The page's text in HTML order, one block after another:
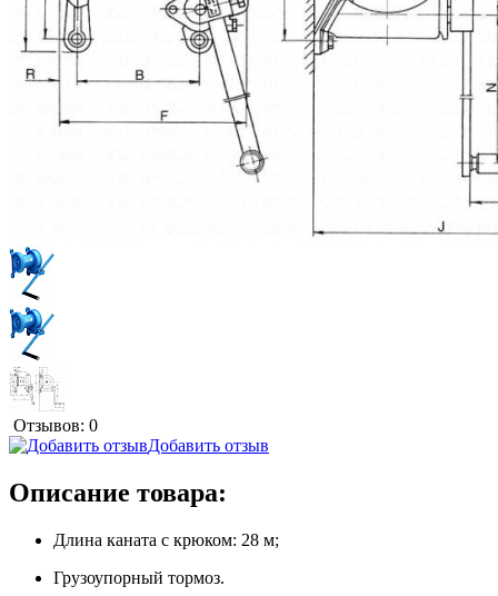
Отзывов: 0
Добавить отзыв
Описание товара:
Длина каната с крюком: 28 м;
Грузоупорный тормоз.